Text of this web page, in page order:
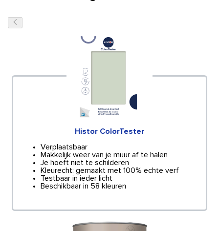
Histor ColorTester
Verplaatsbaar
Makkelijk weer van je muur af te halen
Je hoeft niet te schilderen
Kleurecht: gemaakt met 100% echte verf
Testbaar in ieder licht
Beschikbaar in 58 kleuren